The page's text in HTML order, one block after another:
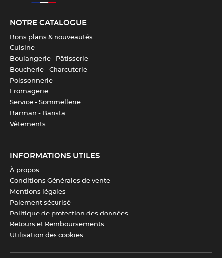
NOTRE CATALOGUE
Bons plans & nouveautés
Cuisine
Boulangerie - Pâtisserie
Boucherie - Charcuterie
Poissonnerie
Fromagerie
Service - Sommellerie
Barman - Barista
Vêtements
INFORMATIONS UTILES
À propos
Conditions Générales de vente
Mentions légales
Paiement sécurisé
Politique de protection des données
Retours et Remboursements
Utilisation des cookies